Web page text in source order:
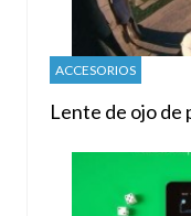
ACCESORIOS
Lente de ojo de